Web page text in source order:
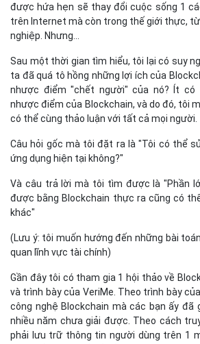
Và câu trả lời mà tôi tìm được là "Phần
được bằng Blockchain thực ra cũng có
khác"
(Lưu ý: tôi muốn hướng đến những bài
quan lĩnh vực tài chính)
Gần đây tôi có tham gia 1 hội thảo về
công nghệ Blockchain mà các bạn ấy đã
nhiều năm chưa giải được. Theo cách
phải lưu trữ thông tin người dùng trên 1
như thế sẽ gặp vấn đề về lòng tin (như vụ
pháp hiện tại là các bạn dùng cách lưu
VME) để tạo mô hình kinh tế trong phần
Vấn đề ở đây là các bạn cho rằng
Blockchain để giải quyết bài toán gốc –
Cái các bạn ứng dụng là "tiền kỹ thuật
tăng" cho sản phẩm. Các bạn không
Blockchain (mà lưu trực tiếp trên máy
thể nói là ứng dụng công nghệ